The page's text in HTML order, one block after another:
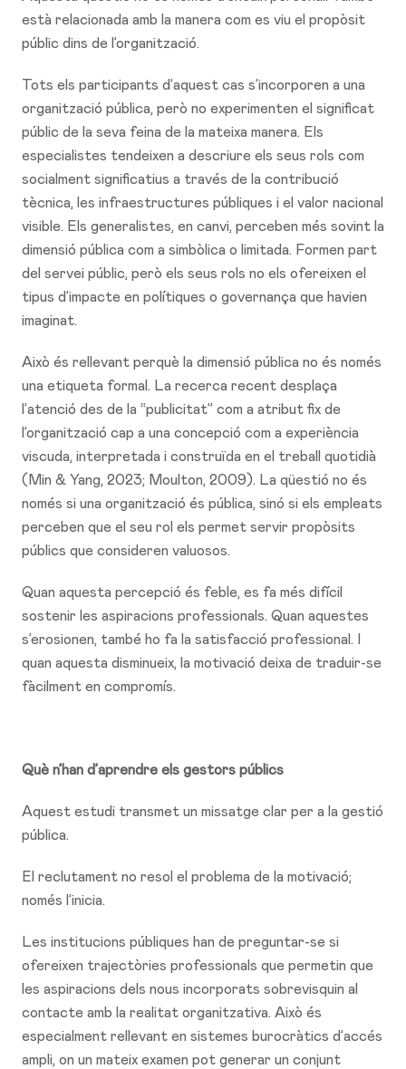
està relacionada amb la manera com es viu el propòsit
públic dins de l’organització.
Tots els participants d’aquest cas s’incorporen a una
organització pública, però no experimenten el significat
públic de la seva feina de la mateixa manera. Els
especialistes tendeixen a descriure els seus rols com
socialment significatius a través de la contribució
tècnica, les infraestructures públiques i el valor nacional
visible. Els generalistes, en canvi, perceben més sovint la
dimensió pública com a simbòlica o limitada. Formen part
del servei públic, però els seus rols no els ofereixen el
tipus d’impacte en polítiques o governança que havien
imaginat.
Això és rellevant perquè la dimensió pública no és només
una etiqueta formal. La recerca recent desplaça
l’atenció des de la “publicitat” com a atribut fix de
l’organització cap a una concepció com a experiència
viscuda, interpretada i construïda en el treball quotidià
(Min & Yang, 2023; Moulton, 2009). La qüestió no és
només si una organització és pública, sinó si els empleats
perceben que el seu rol els permet servir propòsits
públics que consideren valuosos.
Quan aquesta percepció és feble, es fa més difícil
sostenir les aspiracions professionals. Quan aquestes
s’erosionen, també ho fa la satisfacció professional. I
quan aquesta disminueix, la motivació deixa de traduir-se
fàcilment en compromís.
Què n’han d’aprendre els gestors públics
Aquest estudi transmet un missatge clar per a la gestió
pública.
El reclutament no resol el problema de la motivació;
només l’inicia.
Les institucions públiques han de preguntar-se si
ofereixen trajectòries professionals que permetin que
les aspiracions dels nous incorporats sobrevisquin al
contacte amb la realitat organitzativa. Això és
especialment rellevant en sistemes burocràtics d’accés
ampli, on un mateix examen pot generar un conjunt